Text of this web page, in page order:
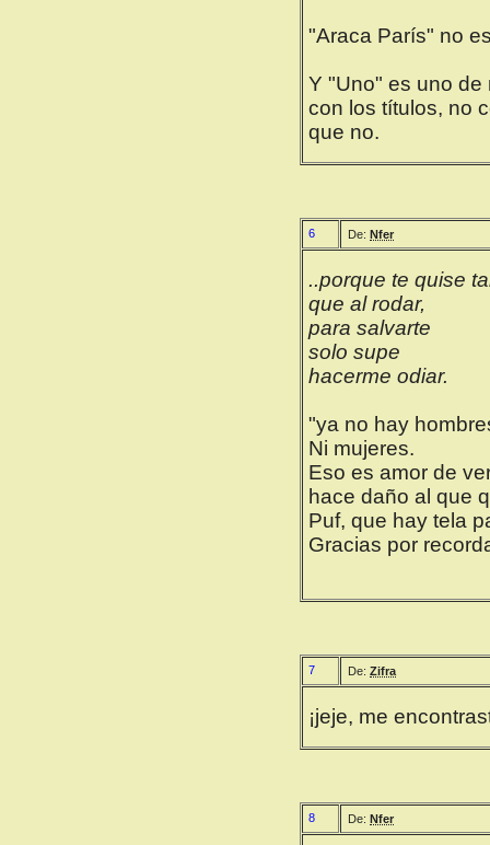
"Araca París" no
Y "Uno" es uno de
con los títulos, no
que no.
6 De: Nfer
..porque te quise
que al rodar,
para salvarte
solo supe
hacerme odiar.
"ya no hay
Ni mujeres.
Eso es amor de
hace daño al que
Puf, que hay tela
Gracias por
7 De: Zifra
¡jeje, me
8 De: Nfer